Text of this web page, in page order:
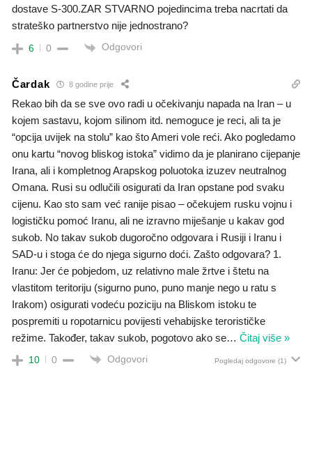
dostave S-300.ZAR STVARNO pojedincima treba nacrtati da
strateško partnerstvo nije jednostrano?
6 0 Odgovori
Čardak 8 godine prije
Rekao bih da se sve ovo radi u očekivanju napada na Iran – u
kojem sastavu, kojom silinom itd. nemoguce je reci, ali ta je
“opcija uvijek na stolu” kao što Ameri vole reći. Ako pogledamo
onu kartu “novog bliskog istoka” vidimo da je planirano cijepanje
Irana, ali i kompletnog Arapskog poluotoka izuzev neutralnog
Omana. Rusi su odlučili osigurati da Iran opstane pod svaku
cijenu. Kao sto sam već ranije pisao – očekujem rusku vojnu i
logističku pomoć Iranu, ali ne izravno miješanje u kakav god
sukob. No takav sukob dugoročno odgovara i Rusiji i Iranu i
SAD-u i stoga će do njega sigurno doći. Zašto odgovara? 1.
Iranu: Jer će pobjedom, uz relativno male žrtve i štetu na
vlastitom teritoriju (sigurno puno, puno manje nego u ratu s
Irakom) osigurati vodeću poziciju na Bliskom istoku te
pospremiti u ropotarnicu povijesti vehabijske terorističke
režime. Također, takav sukob, pogotovo ako se… Čitaj više »
10 0 Odgovori Pogledaj odgovore (1)